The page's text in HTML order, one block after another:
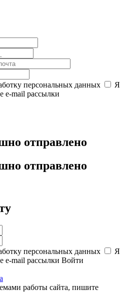
персональных данных
Я
e-mail рассылки
отправлено
отправлено
персональных данных
Я
e-mail рассылки Войти
работы сайта, пишите